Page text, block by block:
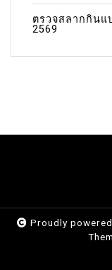
ตรวจสลากกินแ
2569
Proudly